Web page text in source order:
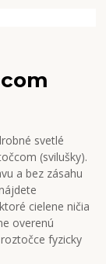
svetlé
(svilušky).
a bez zásahu
cielene ničia
overenú
fyzicky